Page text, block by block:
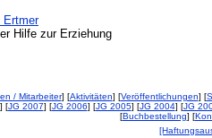
Ertmer
Hilfe zur Erziehung
/ Mitarbeiter] [Aktivitäten] [Veröffentlichungen] [
] [JG 2007] [JG 2006] [JG 2005] [JG 2004] [JG
[Buchbestellung] [